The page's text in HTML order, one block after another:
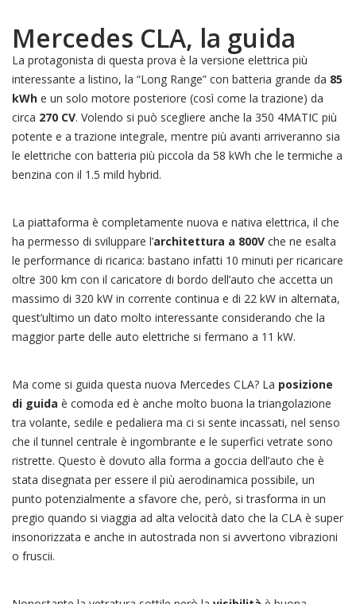
Mercedes CLA, la guida
La protagonista di questa prova è la versione elettrica più
interessante a listino, la “Long Range” con batteria grande da 85
kWh e un solo motore posteriore (così come la trazione) da
circa 270 CV. Volendo si può scegliere anche la 350 4MATIC più
potente e a trazione integrale, mentre più avanti arriveranno sia
le elettriche con batteria più piccola da 58 kWh che le termiche a
benzina con il 1.5 mild hybrid.
La piattaforma è completamente nuova e nativa elettrica, il che
ha permesso di sviluppare l’architettura a 800V che ne esalta
le performance di ricarica: bastano infatti 10 minuti per ricaricare
oltre 300 km con il caricatore di bordo dell’auto che accetta un
massimo di 320 kW in corrente continua e di 22 kW in alternata,
quest’ultimo un dato molto interessante considerando che la
maggior parte delle auto elettriche si fermano a 11 kW.
Ma come si guida questa nuova Mercedes CLA? La posizione
di guida è comoda ed è anche molto buona la triangolazione
tra volante, sedile e pedaliera ma ci si sente incassati, nel senso
che il tunnel centrale è ingombrante e le superfici vetrate sono
ristrette. Questo è dovuto alla forma a goccia dell’auto che è
stata disegnata per essere il più aerodinamica possibile, un
punto potenzialmente a sfavore che, però, si trasforma in un
pregio quando si viaggia ad alta velocità dato che la CLA è super
insonorizzata e anche in autostrada non si avvertono vibrazioni
o fruscii.